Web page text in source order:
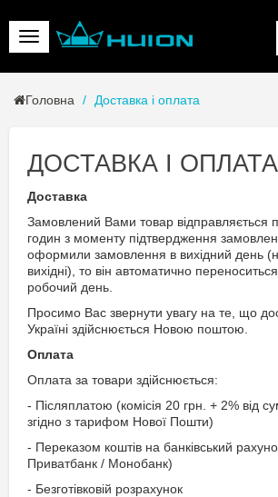
Головна Доставка і оплата
ДОСТАВКА І ОПЛАТА
Доставка
Замовлений Вами товар відправляється
годин з моменту підтвердження
оформили замовлення в вихідний день
вихідні), то він автоматично
робочий день.
Просимо Вас звернути увагу на те, що
Україні здійснюється Новою поштою.
Оплата
Оплата за товари здійснюється:
- Післяплатою (комісія 20 грн. + 2% від
згідно з тарифом Нової Пошти)
- Переказом коштів на банківський
Приватбанк / Монобанк)
- Безготівковій розрахунок